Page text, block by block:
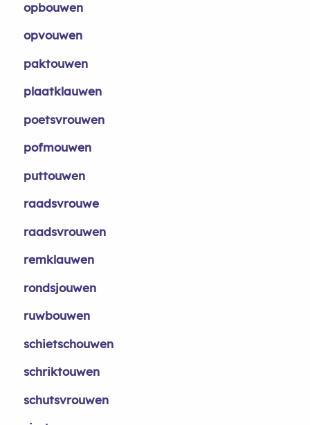
opbouwen
opvouwen
paktouwen
plaatklauwen
poetsvrouwen
pofmouwen
puttouwen
raadsvrouwe
raadsvrouwen
remklauwen
rondsjouwen
ruwbouwen
schietschouwen
schriktouwen
schutsvrouwen